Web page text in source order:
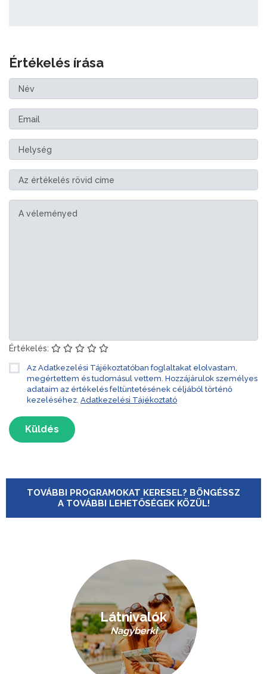
Értékelés írása
Értékelés:
Az Adatkezelési Tájékoztatóban foglaltakat elolvastam,
megértettem és tudomásul vettem. Hozzájárulok személyes
adataim az értékelés feltüntetésének céljából történő
kezeléséhez. Adatkezelési Tájékoztató
Küldés
TOVÁBBI PROGRAMOKAT KERESEL? BÖNGÉSSZ
A TOVÁBBI LEHETŐSÉGEK KÖZÜL!
Látnivalók
Nagyberki